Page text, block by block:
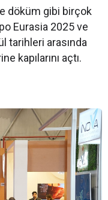
döküm gibi birçok
Eurasia 2025 ve
tarihleri arasında
kapılarını açtı.